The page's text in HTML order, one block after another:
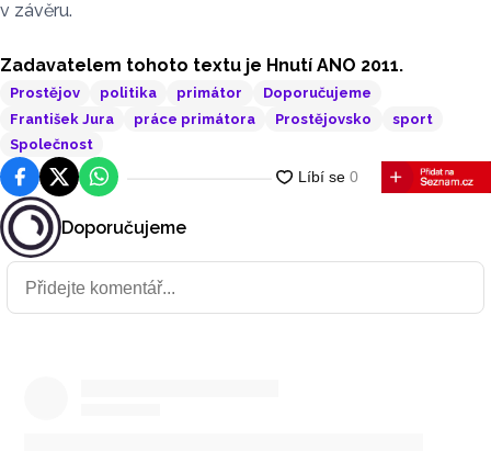
v závěru.
Zadavatelem tohoto textu je Hnutí ANO 2011.
Prostějov politika primátor
Doporučujeme
František Jura
práce primátora Prostějovsko
sport
Společnost
FacebookPlatforma X
WhatsApp
Doporučujeme